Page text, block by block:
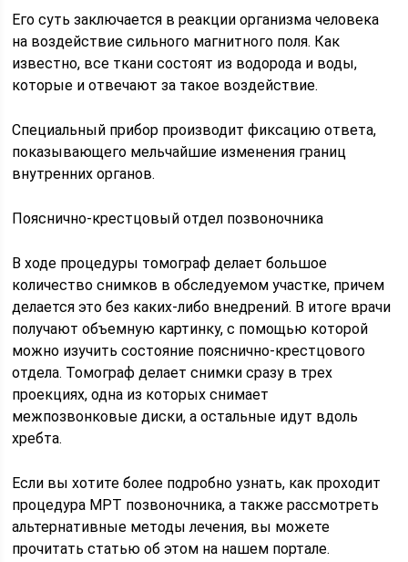
Его суть заключается в реакции организма человека
на воздействие сильного магнитного поля. Как
известно, все ткани состоят из водорода и воды,
которые и отвечают за такое воздействие.
Специальный прибор производит фиксацию ответа,
показывающего мельчайшие изменения границ
внутренних органов.
Пояснично-крестцовый отдел позвоночника
В ходе процедуры томограф делает большое
количество снимков в обследуемом участке, причем
делается это без каких-либо внедрений. В итоге врачи
получают объемную картинку, с помощью которой
можно изучить состояние пояснично-крестцового
отдела. Томограф делает снимки сразу в трех
проекциях, одна из которых снимает
межпозвонковые диски, а остальные идут вдоль
хребта.
Если вы хотите более подробно узнать, как проходит
процедура МРТ позвоночника, а также рассмотреть
альтернативные методы лечения, вы можете
прочитать статью об этом на нашем портале.